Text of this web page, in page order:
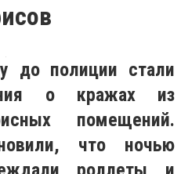
до полиции стали
о кражах из
помещений.
что ночью